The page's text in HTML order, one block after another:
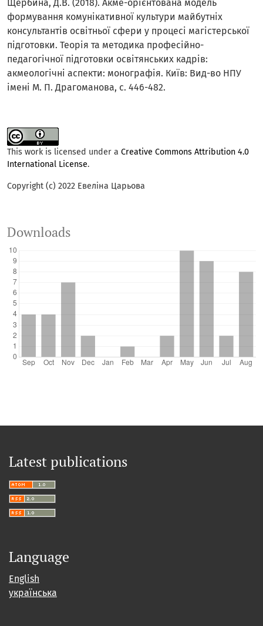
Щербина, Д.В. (2018). Акме-орієнтована модель
формування комунікативної культури майбутніх
консультантів освітньої сфери у процесі магістерської
підготовки. Теорія та методика професійно-
педагогічної підготовки освітянських кадрів:
акмеологічні аспекти: монографія. Київ: Вид-во НПУ
імені М. П. Драгоманова, с. 446-482.
This work is licensed under a Creative Commons Attribution 4.0
International License.
Copyright (c) 2022 Евеліна Царьова
Downloads
Latest publications
Language
English
українська